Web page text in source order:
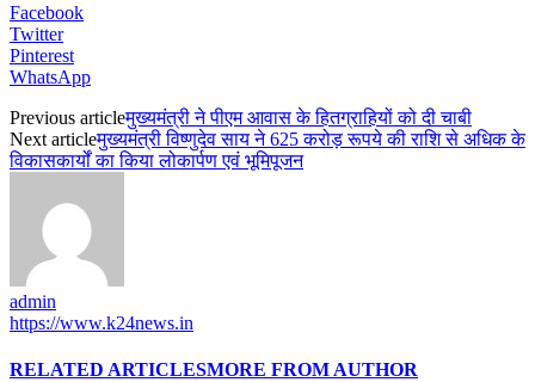
Facebook
Twitter
Pinterest
WhatsApp
Previous articleमुख्यमंत्री ने पीएम आवास के हितग्राहियों को दी चाबी
Next articleमुख्यमंत्री विष्णुदेव साय ने 625 करोड़ रूपये की राशि से अधिक के
विकासकार्यों का किया लोकार्पण एवं भूमिपूजन
admin
https://www.k24news.in
RELATED ARTICLESMORE FROM AUTHOR